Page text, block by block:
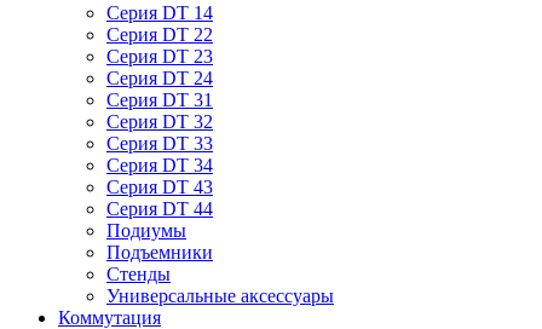
Серия DT 14
Серия DT 22
Серия DT 23
Серия DT 24
Серия DT 31
Серия DT 32
Серия DT 33
Серия DT 34
Серия DT 43
Серия DT 44
Подиумы
Подъемники
Стенды
Универсальные аксессуары
Коммутация